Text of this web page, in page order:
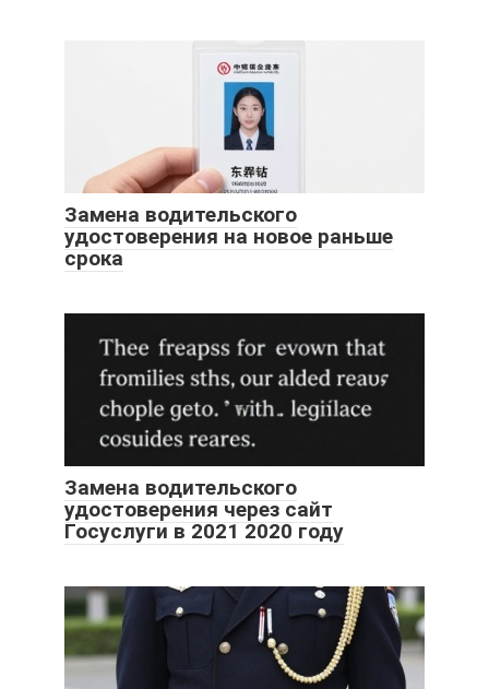
Замена водительского
удостоверения на новое раньше
срока
Замена водительского
удостоверения через сайт
Госуслуги в 2021 2020 году